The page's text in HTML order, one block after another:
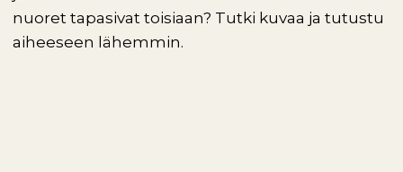
nuoret tapasivat toisiaan? Tutki kuvaa ja tutustu
aiheeseen lähemmin.